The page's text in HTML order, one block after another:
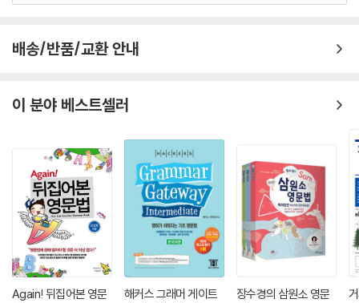
용 예문을 실었다. 언뜻 1탄보다 어렵게 느껴질 수 있는 예문들이지만 다양
한 영어 매체에서 실제로 자주 접하게 되는 문장들이다. 달랑 해당 그림만
문 위주로 뽑았다. 짧고 쉬운 사전식 예문만 접하다 보면 실전에서 좌절하
다. 또 독자 스스로 그림을 확장해나가는 연습을 해볼 수 있도록 지나치게
‘친절한’ 설명이나 1탄과 중복되는 설명은 피하고 대신 예문의 수를 늘렸
다. 즉, 예문에 대한 설명도 주로 해당 그림을 확장해나가는 가이드 역할만
하는 것이다. 설명에 나오지 않는 모르는 단어나 표현은 스스로 찾아 익히
는 습관을 들이도록 하자. 모든 단어나 표현을 설명해 놓은 지나치게 친절
한 학습서로만 공부하다 보면 자생력이 떨어질 수밖에 없기 때문이다.
배송/반품/교환 안내
이 분야 베스트셀러
Again! 뒤집어본 영문
해커스 그래머 게이트
장수경의 삼원소 영문